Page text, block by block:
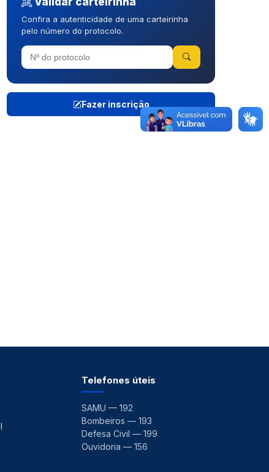
Confira a autenticidade de uma carteirinha
pelo número do protocolo.
Fazer inscrição
Telefones úteis
SAMU — 192
Bombeiros — 193
Defesa Civil — 199
Ouvidoria — 156